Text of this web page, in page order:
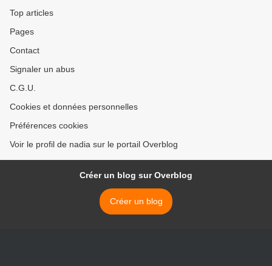
Top articles
Pages
Contact
Signaler un abus
C.G.U.
Cookies et données personnelles
Préférences cookies
Voir le profil de nadia sur le portail Overblog
Créer un blog sur Overblog
Créer un blog